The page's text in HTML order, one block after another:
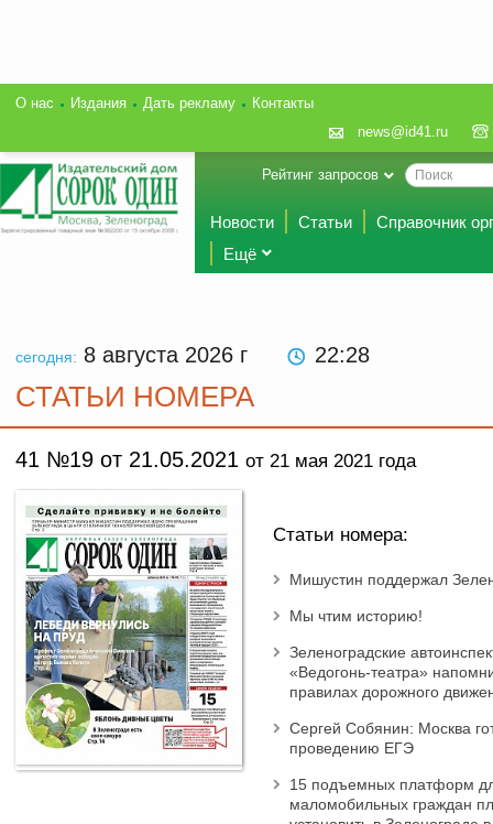
О нас Издания Дать рекламу
Контакты
news@id41.ru
Рейтинг запросов
Новости Статьи
Справочник
Ещё
сегодня: 8 августа 2026 г 22:28
СТАТЬИ НОМЕРА
41 №19 от 21.05.2021 от 21 мая 2021 года
Статьи номера:
Мишустин поддержал
Мы чтим историю!
Зеленоградские
«Ведогонь-театра»
правилах дорожного
Сергей Собянин: Москва
проведению ЕГЭ
15 подъемных платформ
маломобильных граждан